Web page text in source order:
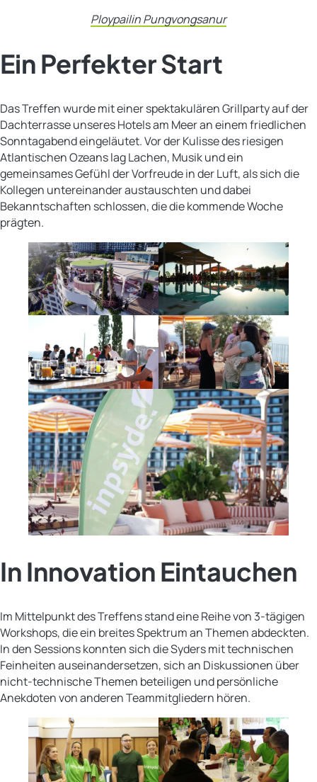
Ploypailin Pungvongsanur
Ein Perfekter Start
Das Treffen wurde mit einer spektakulären Grillparty auf der
Dachterrasse unseres Hotels am Meer an einem friedlichen
Sonntagabend eingeläutet. Vor der Kulisse des riesigen
Atlantischen Ozeans lag Lachen, Musik und ein
gemeinsames Gefühl der Vorfreude in der Luft, als sich die
Kollegen untereinander austauschten und dabei
Bekanntschaften schlossen, die die kommende Woche
prägten.
In Innovation Eintauchen
Im Mittelpunkt des Treffens stand eine Reihe von 3-tägigen
Workshops, die ein breites Spektrum an Themen abdeckten.
In den Sessions konnten sich die Syders mit technischen
Feinheiten auseinandersetzen, sich an Diskussionen über
nicht-technische Themen beteiligen und persönliche
Anekdoten von anderen Teammitgliedern hören.